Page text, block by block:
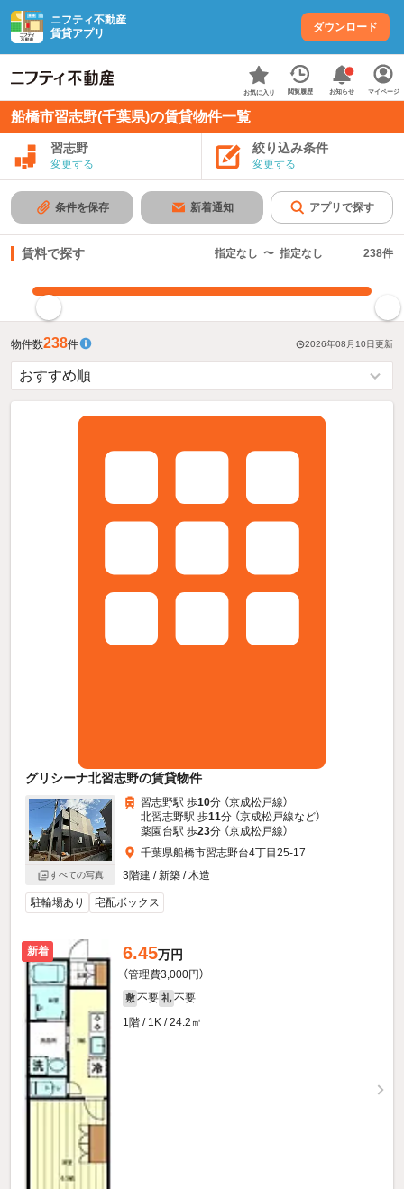
ニフティ不動産
賃貸アプリ
ダウンロード
お気に入り 閲覧履歴 お知らせ マイページ
船橋市習志野(千葉県)の賃貸物件一覧
習志野
変更する
絞り込み条件
変更する
条件を保存 新着通知 アプリで探す
賃料で探す 指定なし 〜 指定なし 238件
物件数238件 2026年08月10日更新
グリシーナ北習志野の賃貸物件
すべての写真
習志野駅 歩10分 （京成松戸線）
北習志野駅 歩11分 （京成松戸線など）
薬園台駅 歩23分 （京成松戸線）
千葉県船橋市習志野台4丁目25-17
3階建 / 新築 / 木造
駐輪場あり 宅配ボックス
新着 6.45万円
（管理費3,000円）
敷 不要 礼 不要
1階 / 1K / 24.2㎡